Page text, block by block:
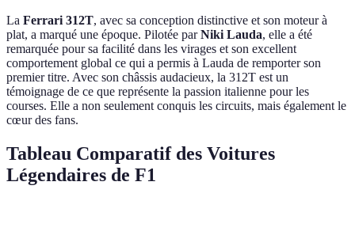
La Ferrari 312T, avec sa conception distinctive et son moteur à
plat, a marqué une époque. Pilotée parNiki Lauda, elle a été
remarquée pour sa facilité dans les virages et son excellent
comportement global ce qui a permis à Lauda de remporter son
premier titre. Avec son châssis audacieux, la 312T est un
témoignage de ce que représente la passion italienne pour les
courses. Elle a non seulement conquis les circuits, mais également le
cœur des fans.
Tableau Comparatif des Voitures
Légendaires de F1